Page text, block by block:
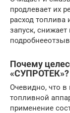
продлевает их
расход топлива
запуск,
Почему
«СУПРОТЕК»?
Очевидно, что в
топливной
применение